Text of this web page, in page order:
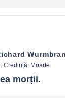
Credință, Moarte
morții.